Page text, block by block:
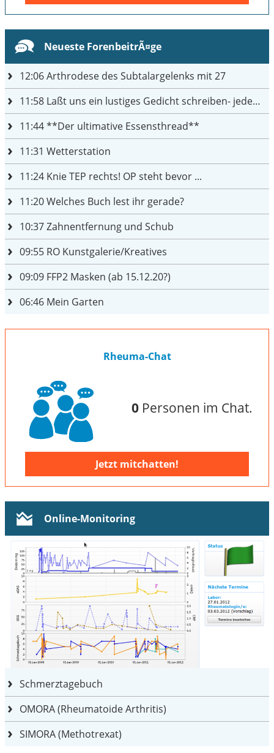
Neueste ForenbeitrÃ¤ge
12:06Arthrodese des Subtalargelenks mit 27
11:58 Laßt uns ein lustiges Gedicht schreiben- jeder einen Satz
11:44**Der ultimative Essensthread**
11:31 Wetterstation
11:24 Knie TEP rechts! OP steht bevor ...
11:20Welches Buch lest ihr gerade?
10:37Zahnentfernung und Schub
09:55 RO Kunstgalerie/Kreatives
09:09 FFP2 Masken (ab 15.12.20?)
06:46 Mein Garten
Rheuma-Chat
0Personen im Chat.
Jetzt mitchatten!
Online-Monitoring
Schmerztagebuch
OMORA (Rheumatoide Arthritis)
SIMORA (Methotrexat)